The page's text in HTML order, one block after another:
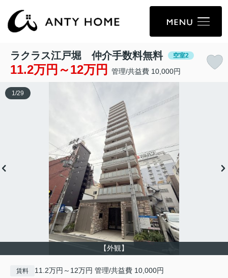
ラクラス江戸堀 仲介手数料無料 空室2
11.2万円～12万円 管理/共益費 10,000円
【外観】
1 /29
賃料 11.2万円～12万円 管理/共益費 10,000円